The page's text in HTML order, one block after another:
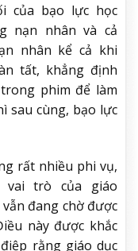
của bạo lực học
nạn nhân và cả
nhân kể cả khi
tất, khẳng định
phim để làm
sau cùng, bạo lực
rất nhiều phi vụ,
trò của giáo
đang chờ được
này được khắc
rằng giáo dục